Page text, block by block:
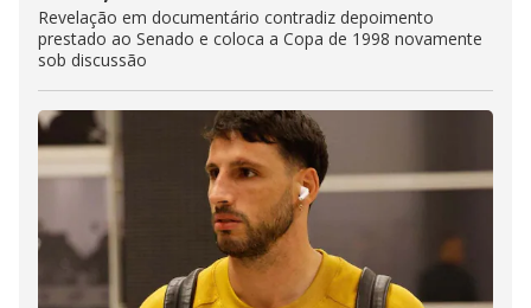
Revelação em documentário contradiz depoimento
prestado ao Senado e coloca a Copa de 1998 novamente
sob discussão